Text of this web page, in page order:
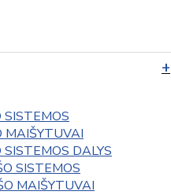
SISTEMOS
MAIŠYTUVAI
DALYS
SISTEMOS
MAIŠYTUVAI